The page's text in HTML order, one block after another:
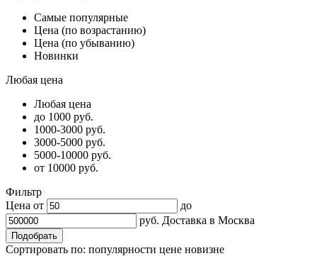
Самые популярные
Цена (по возрастанию)
Цена (по убыванию)
Новинки
Любая цена
Любая цена
до 1000 руб.
1000-3000 руб.
3000-5000 руб.
5000-10000 руб.
от 10000 руб.
Фильтр
Цена от
до
руб. Доставка в Москва
Сортировать по: популярности цене новизне